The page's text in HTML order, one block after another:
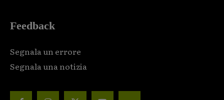
Feedback
Segnala un errore
Segnala una notizia